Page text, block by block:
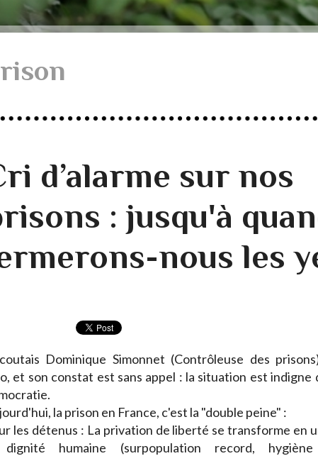
d’alarme sur nos
: jusqu'à
nous les
Dominique Simonnet (Contrôleuse des
et son constat est sans appel : la situation est indigne
la prison en France, c'est la "double peine" :
les détenus : La privation de liberté se transforme en
humaine (surpopulation record, hygiène